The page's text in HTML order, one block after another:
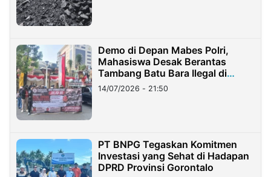
Demo di Depan Mabes Polri,
Mahasiswa Desak Berantas
Tambang Batu Bara Ilegal di
Lampung
14/07/2026 - 21:50
PT BNPG Tegaskan Komitmen
Investasi yang Sehat di Hadapan
DPRD Provinsi Gorontalo